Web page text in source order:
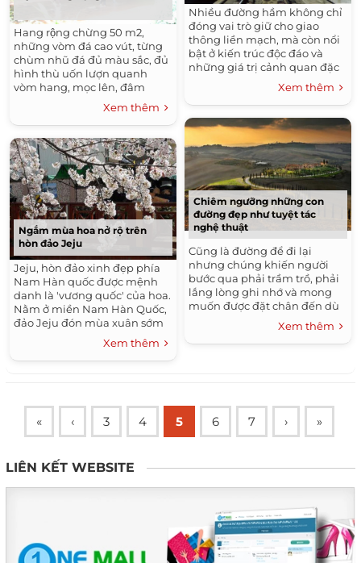
Hang rộng chừng 50 m2,
những vòm đá cao vút, từng
chùm nhũ đá đủ màu sắc, đủ
hình thù uốn lượn quanh
vòm hang, mọc lên, đâm
ngang từ những vách đá.
Xem thêm
Ngắm mùa hoa nở rộ trên
hòn đảo Jeju
Jeju, hòn đảo xinh đẹp phía
Nam Hàn quốc được mệnh
danh là 'vương quốc' của hoa.
Nằm ở miền Nam Hàn Quốc,
đảo Jeju đón mùa xuân sớm
Xem thêm
Nhiều đường hầm không chỉ
đóng vai trò giữ cho giao
thông liền mạch, mà còn nổi
bật ở kiến trúc độc đáo và
những giá trị cảnh quan đặc
Xem thêm
Chiêm ngưỡng những con
đường đẹp như tuyệt tác
nghệ thuật
Cũng là đường để đi lại
nhưng chúng khiến người
bước qua phải trầm trồ, phải
lắng lòng ghi nhớ và mong
muốn được đặt chân đến dù
Xem thêm
« ‹ 3 4 5 6 7 › »
LIÊN KẾT WEBSITE